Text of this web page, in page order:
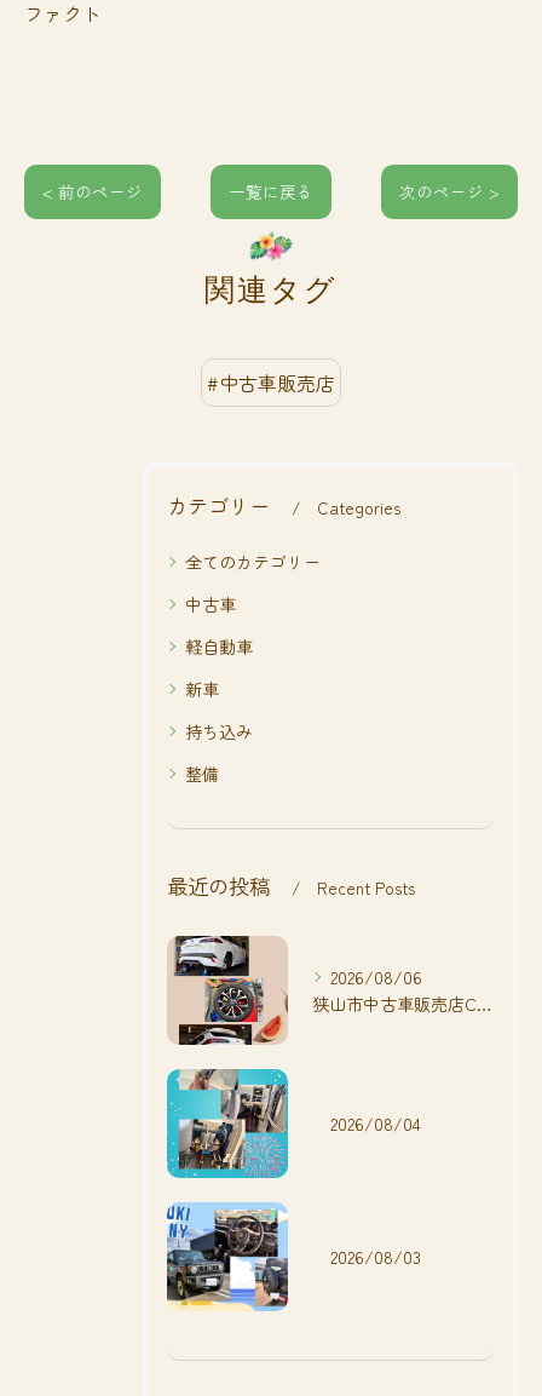
ファクト
< 前のページ 一覧に戻る 次のページ >
関連タグ
#中古車販売店
カテゴリー Categories
全てのカテゴリー
中古車
軽自動車
新車
持ち込み
整備
最近の投稿 Recent Posts
2026/08/06
狭山市中古車販売店CarShop FACT.🚗
2026/08/04
2026/08/03